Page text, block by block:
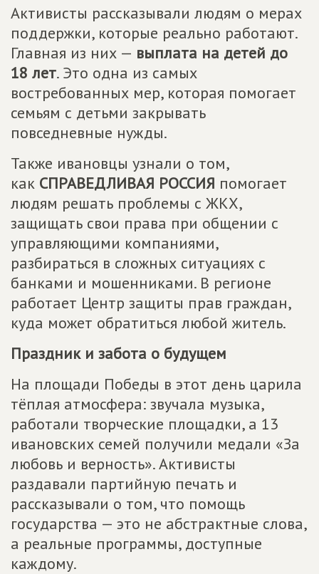
Активисты рассказывали людям о мерах
поддержки, которые реально работают.
Главная из них — выплата на детей до
18 лет. Это одна из самых
востребованных мер, которая помогает
семьям с детьми закрывать
повседневные нужды.
Также ивановцы узнали о том,
как СПРАВЕДЛИВАЯ РОССИЯ помогает
людям решать проблемы с ЖКХ,
защищать свои права при общении с
управляющими компаниями,
разбираться в сложных ситуациях с
банками и мошенниками. В регионе
работает Центр защиты прав граждан,
куда может обратиться любой житель.
Праздник и забота о будущем
На площади Победы в этот день царила
тёплая атмосфера: звучала музыка,
работали творческие площадки, а 13
ивановских семей получили медали «За
любовь и верность». Активисты
раздавали партийную печать и
рассказывали о том, что помощь
государства — это не абстрактные слова,
а реальные программы, доступные
каждому.